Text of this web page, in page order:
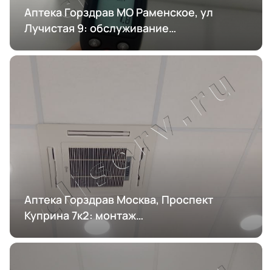
Аптека Горздрав МО Раменское, ул
Лучистая 9: обслуживание
кондиционирования
Аптека Горздрав Москва, Проспект
Куприна 7к2: монтаж
кондиционирования